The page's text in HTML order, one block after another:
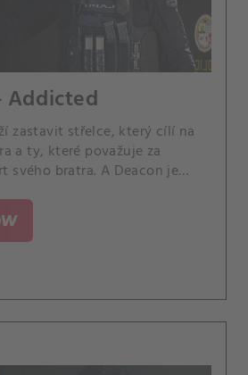
Addicted
zastavit střelce, který cílí na
a ty, které považuje za
svého bratra. A Deacon je
nečekané důsledky pro